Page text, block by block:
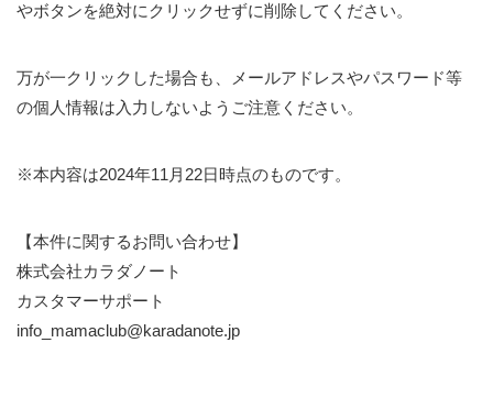
やボタンを絶対にクリックせずに削除してください。
万が一クリックした場合も、メールアドレスやパスワード等
の個人情報は入力しないようご注意ください。
※本内容は2024年11月22日時点のものです。
【本件に関するお問い合わせ】
株式会社カラダノート
カスタマーサポート
info_mamaclub@karadanote.jp